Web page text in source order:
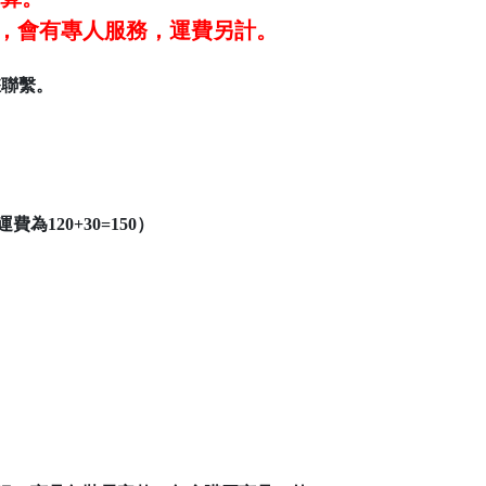
會有專人服務，運費另計。
繫。
為120+30=150）